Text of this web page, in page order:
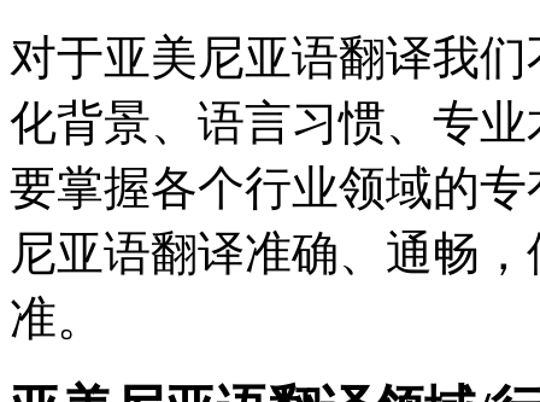
对于亚美尼亚语翻译我
化背景、语言习惯、专
要掌握各个行业领域的
尼亚语翻译准确、通畅
准。